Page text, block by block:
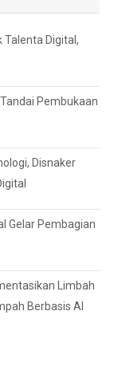
Talenta Digital,
Pembukaan
Disnaker
Gelar Pembagian
Limbah
Berbasis AI